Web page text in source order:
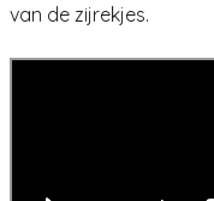
van de zijrekjes.